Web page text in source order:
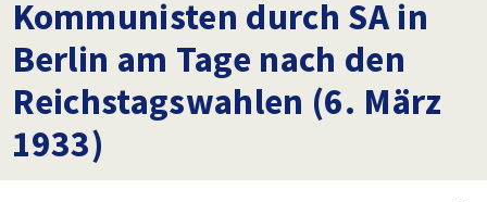
Kommunisten durch SA in
Berlin am Tage nach den
Reichstagswahlen (6. März
1933)